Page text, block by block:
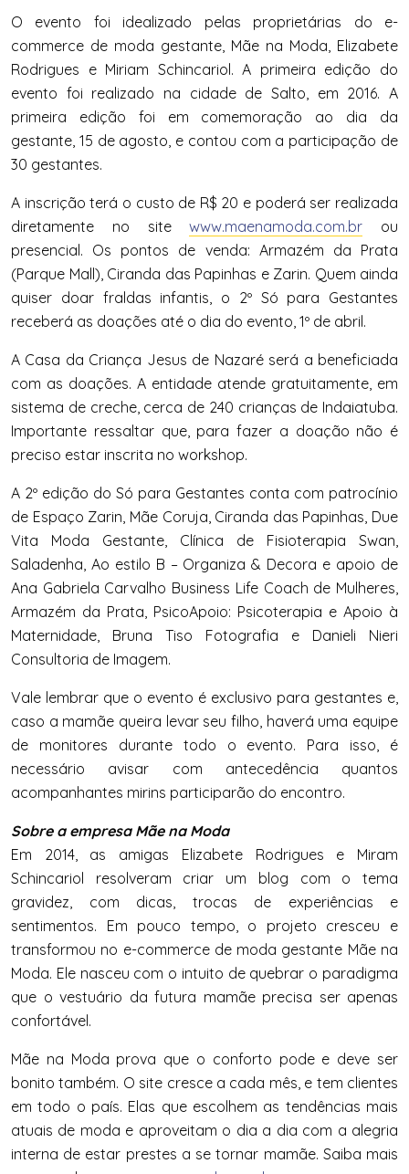
O evento foi idealizado pelas proprietárias do e-
commerce de moda gestante, Mãe na Moda, Elizabete
Rodrigues e Miriam Schincariol. A primeira edição do
evento foi realizado na cidade de Salto, em 2016. A
primeira edição foi em comemoração ao dia da
gestante, 15 de agosto, e contou com a participação de
30 gestantes.
A inscrição terá o custo de R$ 20 e poderá ser realizada
diretamente no sitewww.maenamoda.com.br ou
presencial. Os pontos de venda: Armazém da Prata
(Parque Mall), Ciranda das Papinhas e Zarin. Quem ainda
quiser doar fraldas infantis, o 2º Só para Gestantes
receberá as doações até o dia do evento, 1º de abril.
A Casa da Criança Jesus de Nazaré será a beneficiada
com as doações. A entidade atende gratuitamente, em
sistema de creche, cerca de 240 crianças de Indaiatuba.
Importante ressaltar que, para fazer a doação não é
preciso estar inscrita no workshop.
A 2º edição do Só para Gestantes conta com patrocínio
de Espaço Zarin, Mãe Coruja, Ciranda das Papinhas, Due
Vita Moda Gestante, Clínica de Fisioterapia Swan,
Saladenha, Ao estilo B – Organiza & Decora e apoio de
Ana Gabriela Carvalho Business Life Coach de Mulheres,
Armazém da Prata, PsicoApoio: Psicoterapia e Apoio à
Maternidade, Bruna Tiso Fotografia e Danieli Nieri
Consultoria de Imagem.
Vale lembrar que o evento é exclusivo para gestantes e,
caso a mamãe queira levar seu filho, haverá uma equipe
de monitores durante todo o evento. Para isso, é
necessário avisar com antecedência quantos
acompanhantes mirins participarão do encontro.
Sobre a empresa Mãe na Moda
Em 2014, as amigas Elizabete Rodrigues e Miram
Schincariol resolveram criar um blog com o tema
gravidez, com dicas, trocas de experiências e
sentimentos. Em pouco tempo, o projeto cresceu e
transformou no e-commerce de moda gestante Mãe na
Moda. Ele nasceu com o intuito de quebrar o paradigma
que o vestuário da futura mamãe precisa ser apenas
confortável.
Mãe na Moda prova que o conforto pode e deve ser
bonito também. O site cresce a cada mês, e tem clientes
em todo o país. Elas que escolhem as tendências mais
atuais de moda e aproveitam o dia a dia com a alegria
interna de estar prestes a se tornar mamãe. Saiba mais